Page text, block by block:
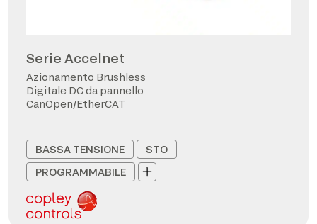
Serie Accelnet
Azionamento Brushless
Digitale DC da pannello
CanOpen/EtherCAT
BASSA TENSIONE
STO
PROGRAMMABILE